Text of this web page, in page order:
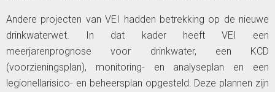
Andere projecten van VEI hadden betrekking op de nieuwe
drinkwaterwet. In dat kader heeft VEI een
meerjarenprognose voor drinkwater, een KCD
(voorzieningsplan), monitoring- en analyseplan en een
legionellarisico- en beheersplan opgesteld. Deze plannen zijn